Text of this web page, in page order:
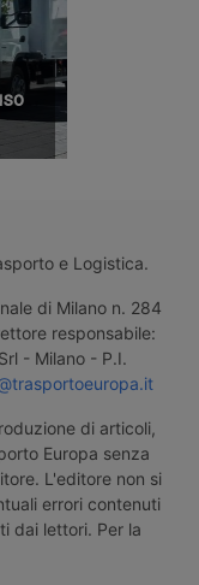
e Logistica.
di Milano n. 284
responsabile:
- Milano - P.I.
di articoli,
Europa senza
L'editore non si
errori contenuti
dai lettori. Per la